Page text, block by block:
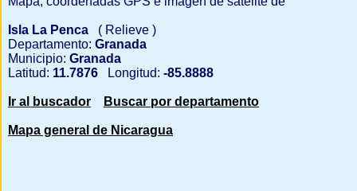
Isla La Penca
( Relieve )
Departamento: Granada
Municipio: Granada
Latitud: 11.7876 Longitud: -85.8888
Ir al buscador Buscar por departamento
Mapa general de Nicaragua